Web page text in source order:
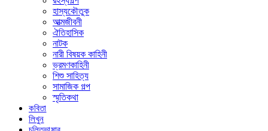
হাস্যকৌতুক
আত্মজীবনী
ঐতিহাসিক
নাটক
নারী বিষয়ক কাহিনী
ভ্রমণকাহিনী
শিশু সাহিত্য
সামাজিক গল্প
স্মৃতিকথা
কবিতা
লিখুন